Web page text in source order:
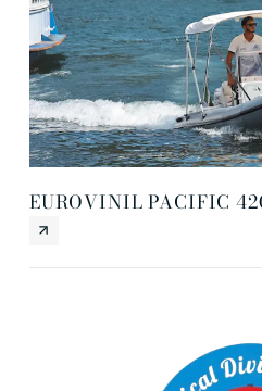
EUROVINIL PACIFIC